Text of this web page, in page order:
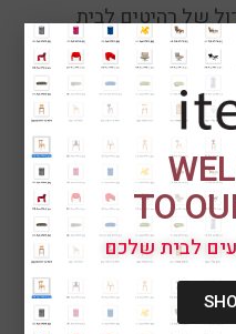
של רהיטים לבית
מובילות בזירת העיצוב
ולסביבת האירוח, לפינת
על נוחות ופשטות
את הבית למקום הכי נעים,
TO
לבית שלכם